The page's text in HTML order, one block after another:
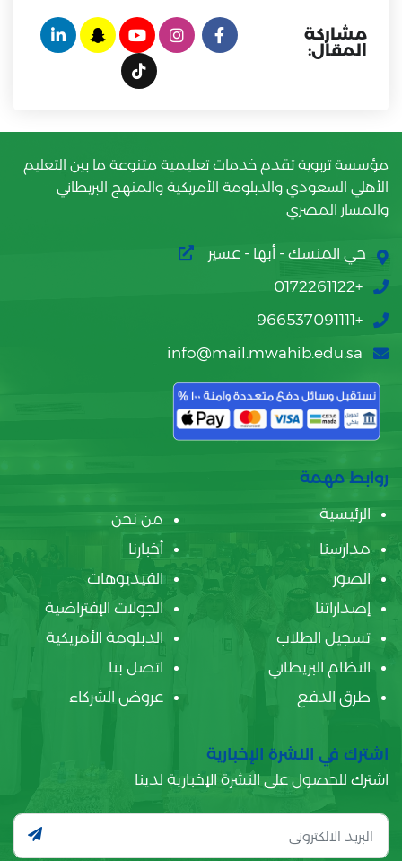
مشاركة
المقال:
مؤسسة تربوية تقدم خدمات تعليمية متنوعة ما بين التعليم
الأهلي السعودي والدبلومة الأمريكية والمنهج البريطاني
والمسار المصري
حي المنسك - أبها - عسير
+0172261122
+966537091111
info@mail.mwahib.edu.sa
روابط مهمة
الرئيسية
من نحن
مدارسنا
أخبارنا
الصور
الفيديوهات
إصداراتنا
الجولات الإفتراضية
تسجيل الطلاب
الدبلومة الأمريكية
النظام البريطاني
اتصل بنا
طرق الدفع
عروض الشركاء
اشترك في النشرة الإخبارية
اشترك للحصول على النشرة الإخبارية لدينا